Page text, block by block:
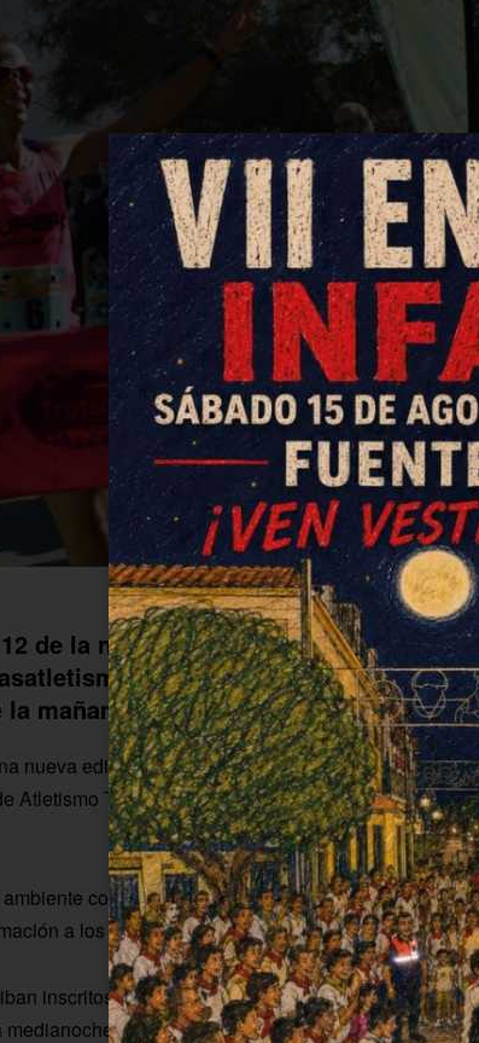
Edición 2022
de la noche finaliza el plazo para
La carrera popular
mañana.
nueva edición de la carrera popular de Las
Atletismo TrotaColonia, con la colaboración del
como nos tiene habituados Cañada del
a los y las participantes.
inscritos casi 280 atletas en la web de
del próximo viernes 10. El precio de la